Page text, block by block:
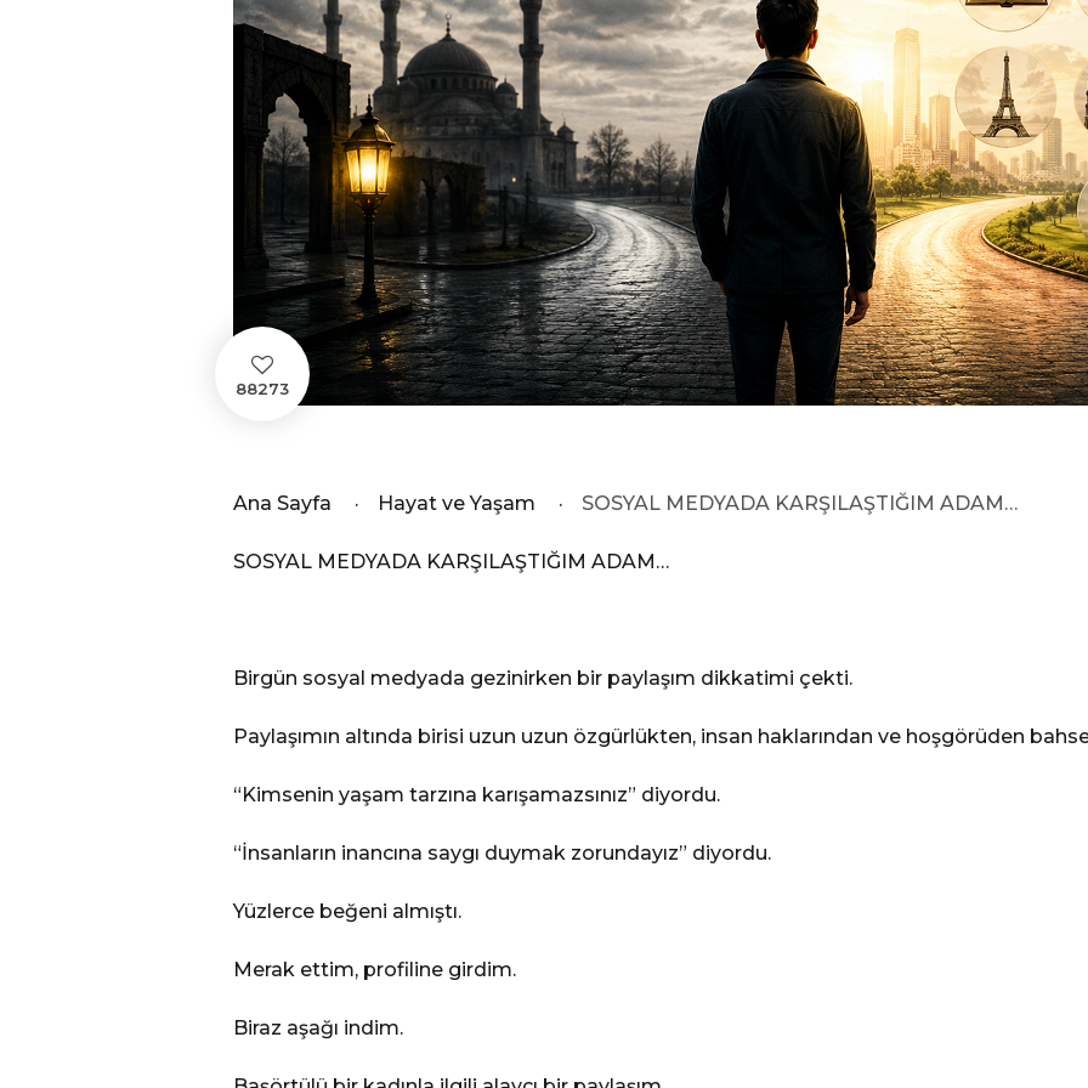
88273
Ana Sayfa · Hayat ve Yaşam · SOSYAL MEDYADA KARŞILAŞTIĞIM ADAM…
SOSYAL MEDYADA KARŞILAŞTIĞIM ADAM…
Birgün sosyal medyada gezinirken bir paylaşım dikkatimi çekti.
Paylaşımın altında birisi uzun uzun özgürlükten, insan haklarından ve hoşgörüden
“Kimsenin yaşam tarzına karışamazsınız” diyordu.
“İnsanların inancına saygı duymak zorundayız” diyordu.
Yüzlerce beğeni almıştı.
Merak ettim, profiline girdim.
Biraz aşağı indim.